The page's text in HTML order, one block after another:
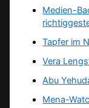
Medien-
Tapfer im
Vera
Abu
Mena-